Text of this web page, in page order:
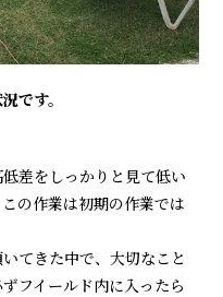
です。
差をしっかりと見て低い
の作業は初期の作業では
てきた中で、大切なこと
フイールド内に入ったら